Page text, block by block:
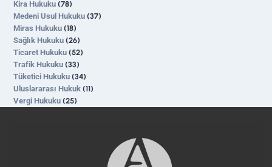
Kira Hukuku (78)
Medeni Usul Hukuku (37)
Miras Hukuku (18)
Sağlık Hukuku (26)
Ticaret Hukuku (52)
Trafik Hukuku (33)
Tüketici Hukuku (34)
Uluslararası Hukuk (11)
Vergi Hukuku (25)